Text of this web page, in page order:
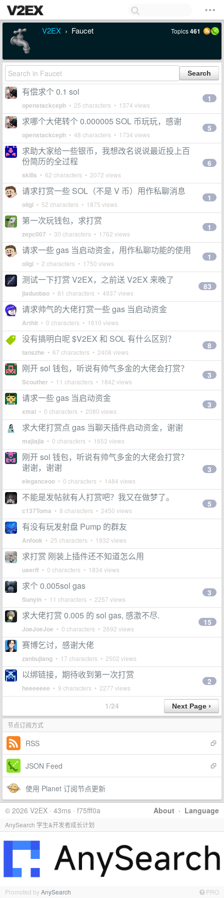
V2EX › Faucet Topics461
有偿求个 0.1 sol
openstackceph • 25 characters • 1374 views
1
求哪个大佬转个 0.000005 SOL 币玩玩，感谢
openstackceph • 48 characters • 1734 views
5
求助大家给一些银币，我想改名说说最近投上百
份简历的全过程
skills • 62 characters • 2072 views
6
请求打赏一些 SOL（不是 V 币）用作私聊消息
oligi • 52 characters • 1875 views
1
第一次玩钱包，求打赏
zepc007 • 30 characters • 1762 views
1
请求一些 gas 当启动资金，用作私聊功能的使用
oligi • 2 characters • 1750 views
1
测试一下打赏 V2EX，之前送 V2EX 来晚了
jiaduobao • 81 characters • 4937 views
83
请求帅气的大佬打赏一些 gas 当启动资金
Arthit • 0 characters • 1610 views
没有搞明白呢 $V2EX 和 SOL 有什么区别？
tanszhe • 67 characters • 2408 views
8
刚开 sol 钱包，听说有帅气多金的大佬会打赏？
Scouther • 11 characters • 1842 views
3
请求一些 gas 当启动资金
xmai • 0 characters • 2080 views
3
求大佬打赏点 gas 当聊天插件启动资金，谢谢
majiajia • 0 characters • 1653 views
刚开 sol 钱包，听说有帅气多金的大佬会打赏？
谢谢，谢谢
eleganceoo • 0 characters • 1484 views
3
不能是发帖就有人打赏吧？我又在做梦了。
c137Toma • 8 characters • 2450 views
5
有没有玩发射盘 Pump 的群友
Anfook • 25 characters • 1932 views
求打赏 刚装上插件还不知道怎么用
userff • 0 characters • 1834 views
求个 0.005sol gas
Sunyin • 11 characters • 2257 views
3
求大佬打赏 0.005 的 sol gas, 感激不尽.
JoeJoeJoe • 0 characters • 2692 views
15
赛博乞讨，感谢大佬
zanbujiang • 17 characters • 2502 views
以绑链接，期待收到第一次打赏
heeeeeee • 9 characters • 2277 views
2
1/24
节点订阅方式
RSS
JSON Feed
使用 Planet 订阅节点更新
About · Language
© 2026 V2EX · 43ms · f75fff0a
AnySearch 学生&开发者成长计划
Promoted byAnySearch PRO